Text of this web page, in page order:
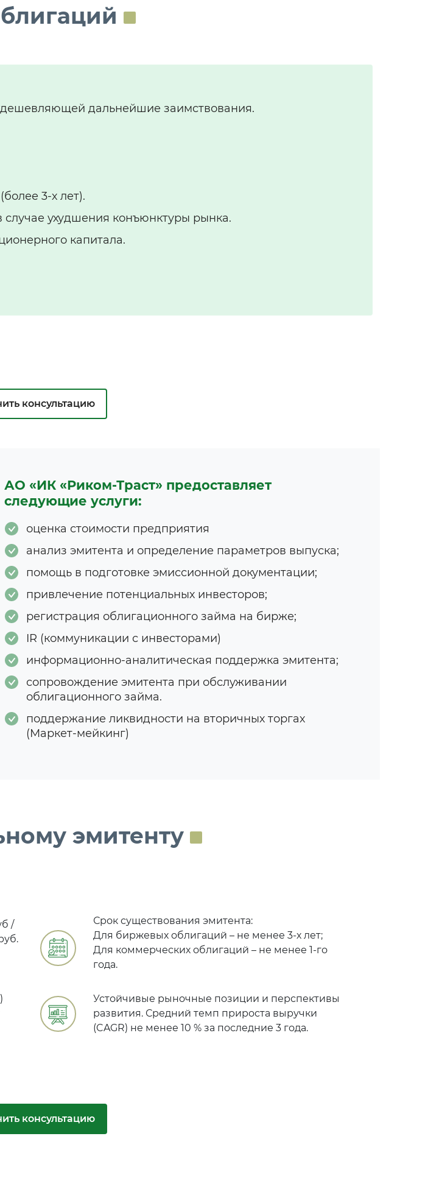
дальнейшие заимствования.
3-х лет).
ухудшения конъюнктуры рынка.
капитала.
консультацию
АО «ИК «Риком-Траст» предоставляет
следующие услуги:
оценка стоимости предприятия
анализ эмитента и определение параметров выпуска;
помощь в подготовке эмиссионной документации;
привлечение потенциальных инвесторов;
регистрация облигационного займа на бирже;
IR (коммуникации с инвесторами)
информационно-аналитическая поддержка эмитента;
сопровождение эмитента при обслуживании
облигационного займа.
поддержание ликвидности на вторичных торгах
(Маркет-мейкинг)
эмитенту
/
Срок существования эмитента:
Для биржевых облигаций – не менее 3-х лет;
Для коммерческих облигаций – не менее 1-го
года.
Устойчивые рыночные позиции и перспективы
развития. Средний темп прироста выручки
(CAGR) не менее 10 % за последние 3 года.
консультацию